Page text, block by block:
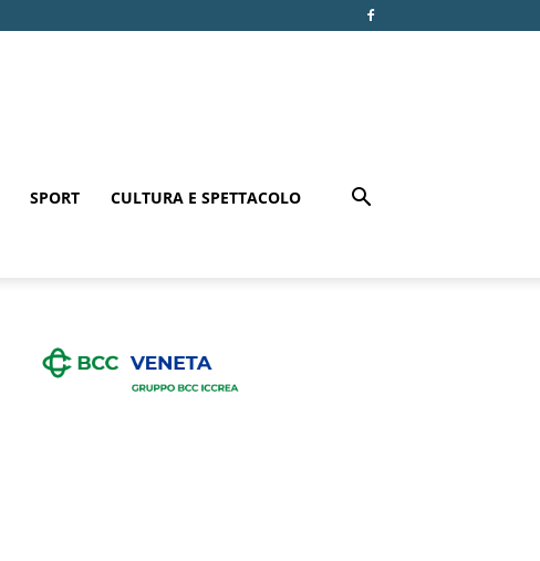
SPORT CULTURA E SPETTACOLO